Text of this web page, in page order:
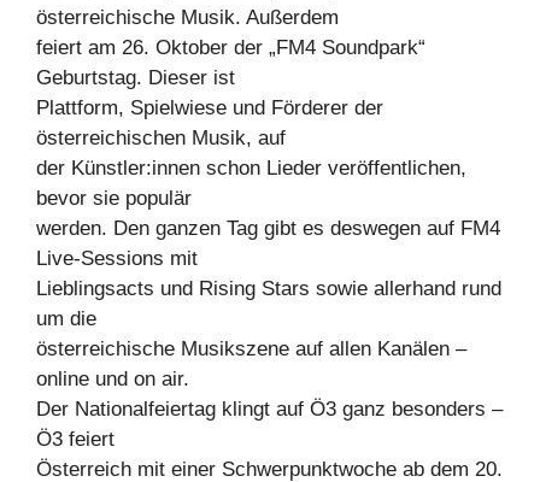
österreichische Musik. Außerdem
feiert am 26. Oktober der „FM4 Soundpark“
Geburtstag. Dieser ist
Plattform, Spielwiese und Förderer der
österreichischen Musik, auf
der Künstler:innen schon Lieder veröffentlichen,
bevor sie populär
werden. Den ganzen Tag gibt es deswegen auf FM4
Live-Sessions mit
Lieblingsacts und Rising Stars sowie allerhand rund
um die
österreichische Musikszene auf allen Kanälen –
online und on air.
Der Nationalfeiertag klingt auf Ö3 ganz besonders –
Ö3 feiert
Österreich mit einer Schwerpunktwoche ab dem 20.